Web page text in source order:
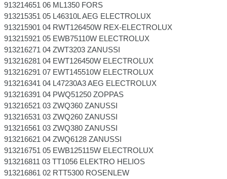
913214651 06 ML1350 FORS
913215351 05 L46310L AEG ELECTROLUX
913215901 04 RWT126450W REX-ELECTROLUX
913215921 05 EWB75110W ELECTROLUX
913216271 04 ZWT3203 ZANUSSI
913216281 04 EWT126450W ELECTROLUX
913216291 07 EWT145510W ELECTROLUX
913216341 04 L47230A3 AEG ELECTROLUX
913216391 04 PWQ51250 ZOPPAS
913216521 03 ZWQ360 ZANUSSI
913216531 03 ZWQ260 ZANUSSI
913216561 03 ZWQ380 ZANUSSI
913216621 04 ZWQ6128 ZANUSSI
913216751 05 EWB125115W ELECTROLUX
913216811 03 TT1056 ELEKTRO HELIOS
913216861 02 RTT5300 ROSENLEW